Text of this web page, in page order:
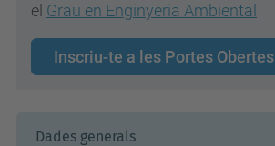
el Grau en Enginyeria Ambiental
Inscriu-te a les Portes Obertes
Dades generals